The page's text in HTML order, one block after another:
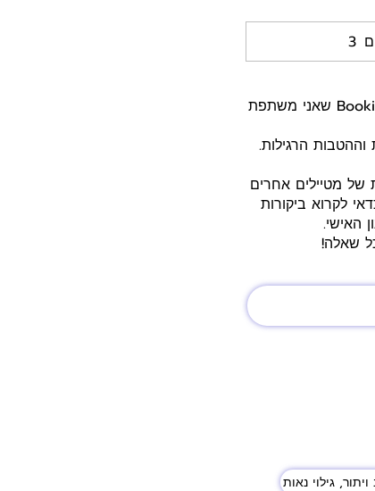
היי חברים! רק שתדעו, ייתכן שאני מקבלת עמלה קטנה על הזמנות שתעשו דרך הקישורים של Booking שאני משתפת
הרגילות.
של מטיילים אחרים
לקרוא ביקורות
האישי.
שאלה!
גילוי נאות